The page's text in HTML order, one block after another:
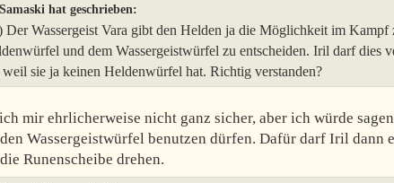
Samaski hat geschrieben:
Der Wassergeist Vara gibt den Helden ja die Möglichkeit im Kampf
und dem Wassergeistwürfel zu entscheiden. Iril darf dies
weil sie ja keinen Heldenwürfel hat. Richtig verstanden?
mir ehrlicherweise nicht ganz sicher, aber ich würde
Wassergeistwürfel benutzen dürfen. Dafür darf Iril dann
Runenscheibe drehen.